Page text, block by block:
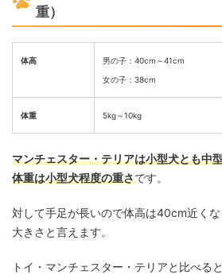
重）
体高
男の子：40cm～41cm
女の子：38cm
体重 5kg～10kg
マンチェスター・テリアは小型犬とも中
体重は小型犬程度の重さです。
対して手足が長いので体高は40cm近く
大きさと言えます。
トイ・マンチェスター・テリアと比べる